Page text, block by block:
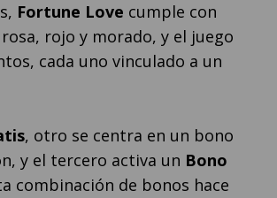
Fortune Love cumple con
rojo y morado, y el juego
cada uno vinculado a un
, otro se centra en un bono
y el tercero activa un Bono
combinación de bonos hace